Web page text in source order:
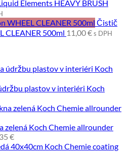
Elements HEAVY BRUSH
Čistič
CLEANER 500ml 11,00€s DPH
plastov v interiéri Koch
zelená Koch Chemie allrounder
€